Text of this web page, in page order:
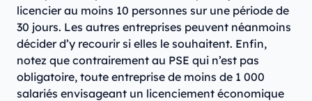
licencier au moins 10 personnes sur une période de
30 jours. Les autres entreprises peuvent néanmoins
décider d’y recourir si elles le souhaitent. Enfin,
notez que contrairement au PSE qui n’est pas
obligatoire, toute entreprise de moins de 1 000
salariés envisageant un licenciement économique